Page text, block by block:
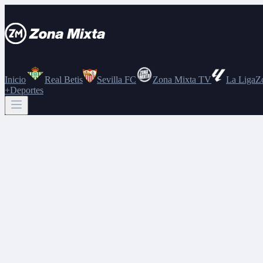
Inicio Real Betis Sevilla FC Zona Mixta TV La Liga
+Deportes